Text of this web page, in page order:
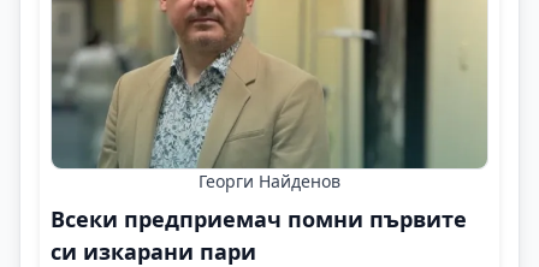
Георги Найденов
Всеки предприемач помни първите
си изкарани пари